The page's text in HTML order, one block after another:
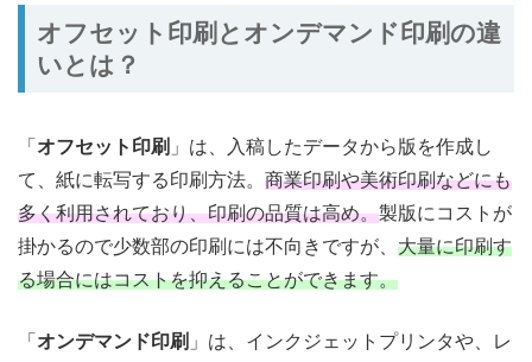
オフセット印刷とオンデマンド印刷の違
いとは？
「 オフセット印刷 」は、入稿したデータから版を作成し
て、紙に転写する印刷方法。 商業印刷や美術印刷などにも
多く利用されており、印刷の品質は高め。製版にコストが
掛かるので少数部の印刷には不向きですが、 大量に印刷す
る場合にはコストを抑えることができます。
「 オンデマンド印刷 」は、インクジェットプリンタや、レ